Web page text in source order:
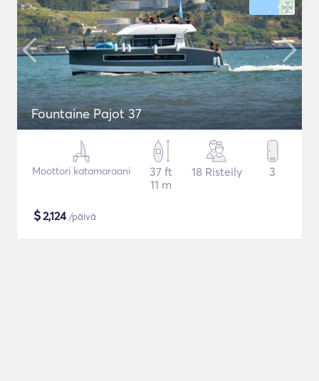
Fountaine Pajot 37
Moottori katamaraani
37 ft
11 m
18 Risteily 3
$2,124/päivä